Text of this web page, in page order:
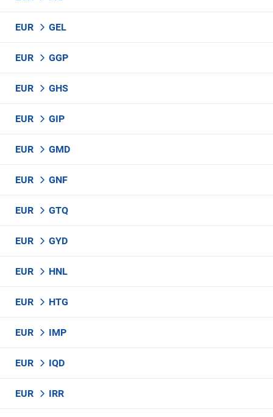
EUR GEL
EUR GGP
EUR GHS
EUR GIP
EUR GMD
EUR GNF
EUR GTQ
EUR GYD
EUR HNL
EUR HTG
EUR IMP
EUR IQD
EUR IRR